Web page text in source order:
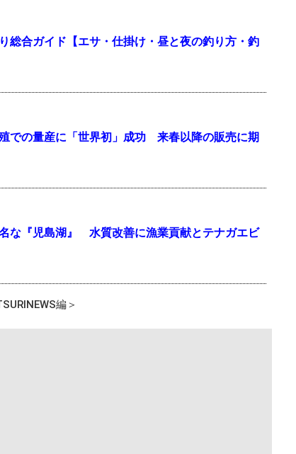
総合ガイド【エサ・仕掛け・昼と夜の釣り方・釣
での量産に「世界初」成功 来春以降の販売に期
名な『児島湖』 水質改善に漁業貢献とテナガエビ
編＞